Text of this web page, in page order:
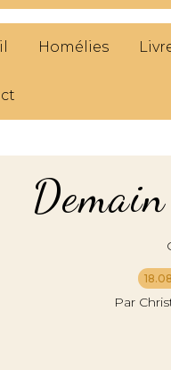
Homélies
Par